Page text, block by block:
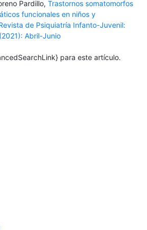
Pardillo, Trastornos somatomorfos
funcionales en niños y
de Psiquiatría Infanto-Juvenil:
Abril-Junio
para este artículo.